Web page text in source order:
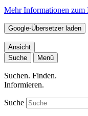
Mehr Informationen zum
Google-Übersetzer laden
Ansicht
Suche
Menü
Suchen. Finden.
Informieren.
Suche